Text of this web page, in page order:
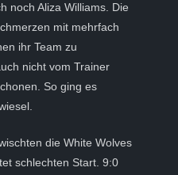
noch Aliza Williams. Die
mit mehrfach
ihr Team zu
nicht vom Trainer
So ging es
die White Wolves
schlechten Start. 9:0